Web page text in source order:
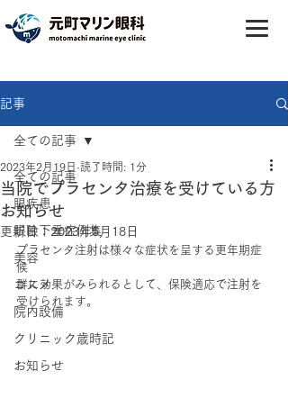
記事
全ての記事
眼疾患
眼瞼下垂症例集
美容
コスメ
院内設備
クリニック歳時記
お知らせ
全ての記事
当院でプラセンタ治療を受けている方
お知らせ
2023年2月19日 読了時間: 1分
更新日：2023年5月18日
プラセンタ注射は様々な症状を呈する更年期症
候
群に効果がみられるとして、保険適応で注射を
受けられます。